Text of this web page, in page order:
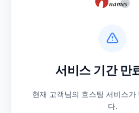
서비스 기간 만
현재 고객님의 호스팅 서비스가
다.